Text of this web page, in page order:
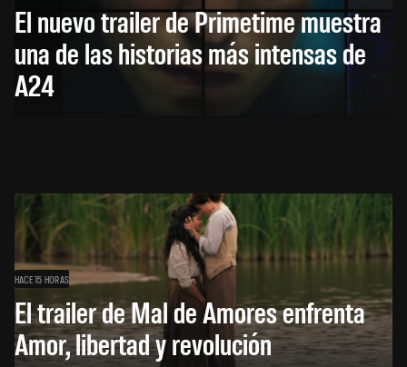
El nuevo trailer de Primetime muestra
una de las historias más intensas de
A24
HACE 15 HORAS
El trailer de Mal de Amores enfrenta
Amor, libertad y revolución